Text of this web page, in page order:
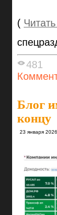
(
481
Блог
концу
23 января